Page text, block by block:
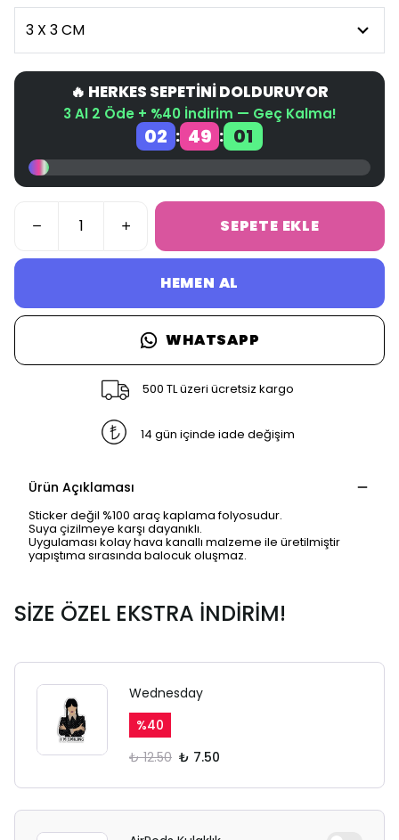
🔥 HERKES SEPETİNİ DOLDURUYOR
3 Al 2 Öde + %40 İndirim — Geç Kalma!
02 : 49 : 01
SEPETE EKLE
HEMEN AL
WHATSAPP
500 TL üzeri ücretsiz kargo
14 gün içinde iade değişim
Ürün Açıklaması
Sticker değil %100 araç kaplama folyosudur.
Suya çizilmeye karşı dayanıklı.
Uygulaması kolay hava kanallı malzeme ile üretilmiştir
yapıştıma sırasında balocuk oluşmaz.
SİZE ÖZEL EKSTRA İNDİRİM!
Wednesday
%40
₺ 12.50 ₺ 7.50